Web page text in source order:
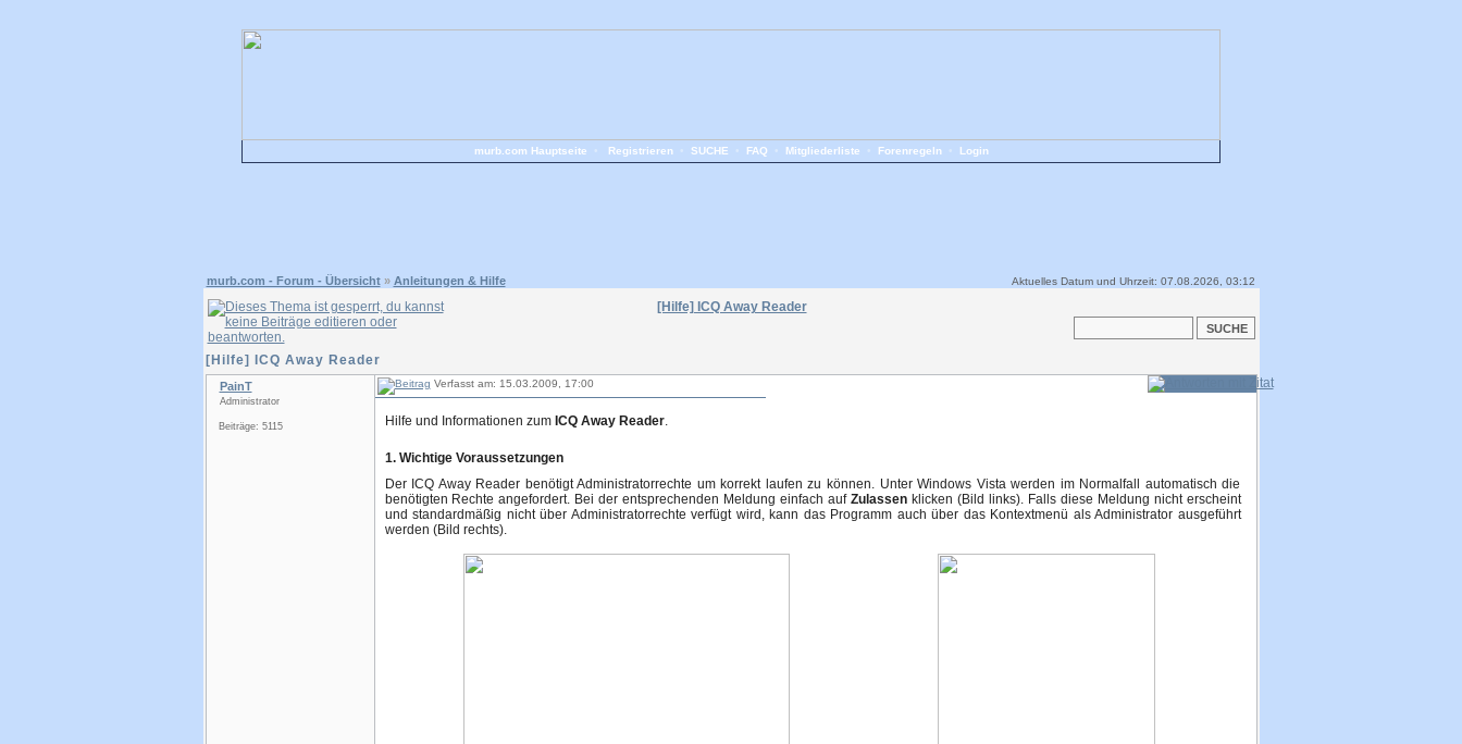
murb.com Hauptseite Registrieren• SUCHE FAQ Mitgliederliste Forenregeln• Login
murb.com - Forum - Übersicht» Anleitungen & Hilfe Aktuelles Datum und Uhrzeit: 07.08.2026, 03:12
[Hilfe] ICQ Away Reader
[Hilfe] ICQ Away Reader
PainT
Administrator
Beiträge: 5115
Verfasst am: 15.03.2009, 17:00
Hilfe und Informationen zum ICQ Away Reader.
1. Wichtige Voraussetzungen
Der ICQ Away Reader benötigt Administratorrechte um korrekt laufen zu können. Unter Windows Vista werden im Normalfall automatisch die
benötigten Rechte angefordert. Bei der entsprechenden Meldung einfach auf Zulassenklicken (Bild links). Falls diese Meldung nicht erscheint
und standardmäßig nicht über Administratorrechte verfügt wird, kann das Programm auch über das Kontextmenü als Administrator ausgeführt
werden (Bild rechts).